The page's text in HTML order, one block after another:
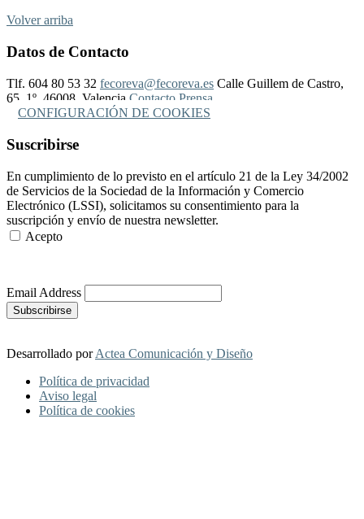
Volver arriba
Datos de Contacto
Tlf. 604 80 53 32 fecoreva@fecoreva.es Calle Guillem de Castro,
65, 1º, 46008, Valencia Contacto Prensa
CONFIGURACIÓN DE COOKIES
Suscribirse
En cumplimiento de lo previsto en el artículo 21 de la Ley 34/2002
de Servicios de la Sociedad de la Información y Comercio
Electrónico (LSSI), solicitamos su consentimiento para la
suscripción y envío de nuestra newsletter.
Acepto
Email Address
Desarrollado porActea Comunicación y Diseño
Política de privacidad
Aviso legal
Política de cookies